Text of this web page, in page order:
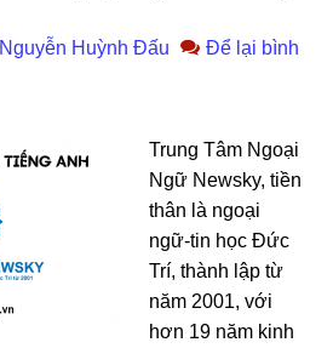
Nguyễn Huỳnh Đấu
Để lại bình
Trung Tâm Ngoại
Ngữ Newsky, tiền
thân là ngoại
ngữ-tin học Đức
Trí, thành lập từ
năm 2001, với
hơn 19 năm kinh